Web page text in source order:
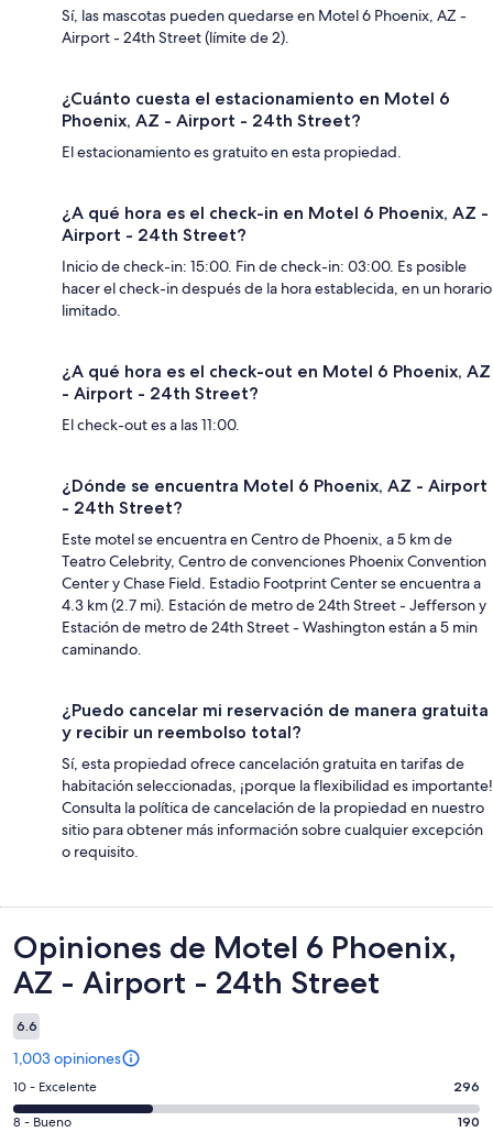
Sí, las mascotas pueden quedarse en Motel 6 Phoenix, AZ -
Airport - 24th Street (límite de 2).
¿Cuánto cuesta el estacionamiento en Motel 6
Phoenix, AZ - Airport - 24th Street?
El estacionamiento es gratuito en esta propiedad.
¿A qué hora es el check-in en Motel 6 Phoenix, AZ -
Airport - 24th Street?
Inicio de check-in: 15:00. Fin de check-in: 03:00. Es posible
hacer el check-in después de la hora establecida, en un horario
limitado.
¿A qué hora es el check-out en Motel 6 Phoenix, AZ
- Airport - 24th Street?
El check-out es a las 11:00.
¿Dónde se encuentra Motel 6 Phoenix, AZ - Airport
- 24th Street?
Este motel se encuentra en Centro de Phoenix, a 5 km de
Teatro Celebrity, Centro de convenciones Phoenix Convention
Center y Chase Field. Estadio Footprint Center se encuentra a
4.3 km (2.7 mi). Estación de metro de 24th Street - Jefferson y
Estación de metro de 24th Street - Washington están a 5 min
caminando.
¿Puedo cancelar mi reservación de manera gratuita
y recibir un reembolso total?
Sí, esta propiedad ofrece cancelación gratuita en tarifas de
habitación seleccionadas, ¡porque la flexibilidad es importante!
Consulta la política de cancelación de la propiedad en nuestro
sitio para obtener más información sobre cualquier excepción
o requisito.
Opiniones
Opiniones de Motel 6 Phoenix,
AZ - Airport - 24th Street
6.6
1,003 opiniones
Puntuación
de
10 - Excelente 296
Puntuación
8 - Bueno 190